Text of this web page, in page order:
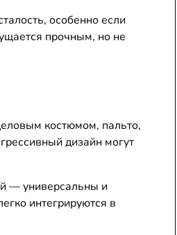
особенно если
прочным, но не
костюмом, пальто,
дизайн могут
— универсальны и
интегрируются в